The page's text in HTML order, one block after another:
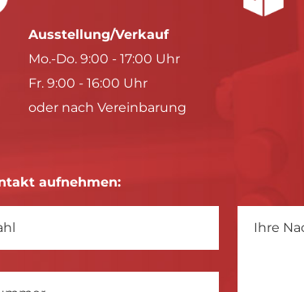
Ausstellung/Verkauf
Mo.-Do. 9:00 - 17:00 Uhr
Fr. 9:00 - 16:00 Uhr
oder nach Vereinbarung
aufnehmen: